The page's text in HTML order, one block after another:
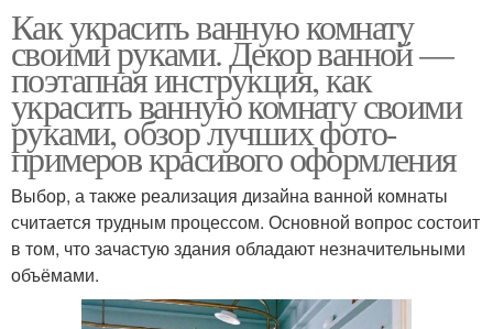
Как украсить ванную комнату
своими руками. Декор ванной —
поэтапная инструкция, как
украсить ванную комнату своими
руками, обзор лучших фото-
примеров красивого оформления
Выбор, а также реализация дизайна ванной комнаты
считается трудным процессом. Основной вопрос состоит
в том, что зачастую здания обладают незначительными
объёмами.